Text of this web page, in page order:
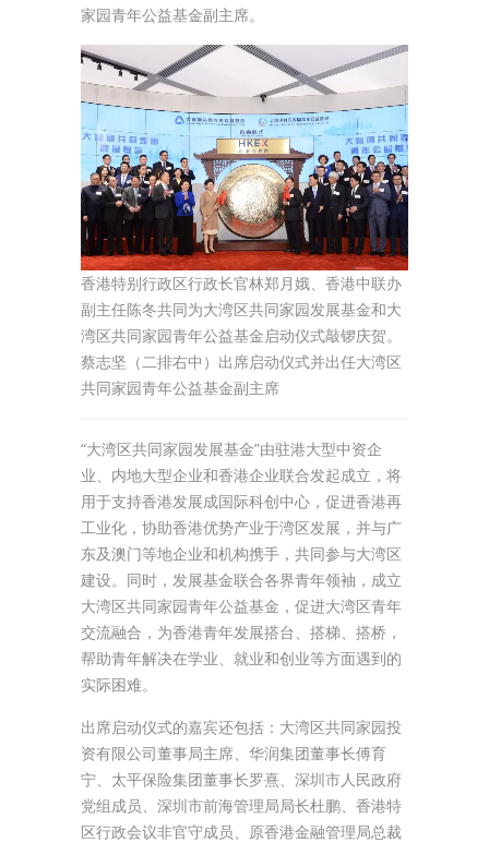
家园青年公益基金副主席。
香港特别行政区行政长官林郑月娥、香港中联办
副主任陈冬共同为大湾区共同家园发展基金和大
湾区共同家园青年公益基金启动仪式敲锣庆贺。
蔡志坚（二排右中）出席启动仪式并出任大湾区
共同家园青年公益基金副主席
“大湾区共同家园发展基金”由驻港大型中资企
业、内地大型企业和香港企业联合发起成立，将
用于支持香港发展成国际科创中心，促进香港再
工业化，协助香港优势产业于湾区发展，并与广
东及澳门等地企业和机构携手，共同参与大湾区
建设。同时，发展基金联合各界青年领袖，成立
大湾区共同家园青年公益基金，促进大湾区青年
交流融合，为香港青年发展搭台、搭梯、搭桥，
帮助青年解决在学业、就业和创业等方面遇到的
实际困难。
出席启动仪式的嘉宾还包括：大湾区共同家园投
资有限公司董事局主席、华润集团董事长傅育
宁、太平保险集团董事长罗熹、深圳市人民政府
党组成员、深圳市前海管理局局长杜鹏、香港特
区行政会议非官守成员、原香港金融管理局总裁